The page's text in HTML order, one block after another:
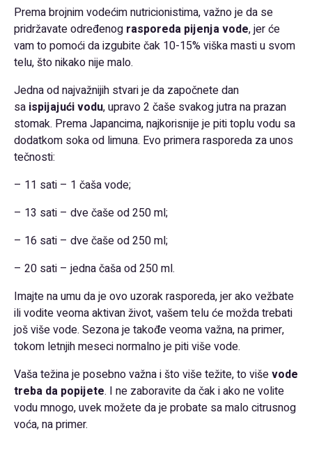
Prema brojnim vodećim nutricionistima, važno je da se
pridržavate određenog rasporeda pijenja vode, jer će
vam to pomoći da izgubite čak 10-15% viška masti u svom
telu, što nikako nije malo.
Jedna od najvažnijih stvari je da započnete dan
sa ispijajući vodu, upravo 2 čaše svakog jutra na prazan
stomak. Prema Japancima, najkorisnije je piti toplu vodu sa
dodatkom soka od limuna. Evo primera rasporeda za unos
tečnosti:
– 11 sati – 1 čaša vode;
– 13 sati – dve čaše od 250 ml;
– 16 sati – dve čaše od 250 ml;
– 20 sati – jedna čaša od 250 ml.
Imajte na umu da je ovo uzorak rasporeda, jer ako vežbate
ili vodite veoma aktivan život, vašem telu će možda trebati
još više vode. Sezona je takođe veoma važna, na primer,
tokom letnjih meseci normalno je piti više vode.
Vaša težina je posebno važna i što više težite, to viševode
treba da popijete. I ne zaboravite da čak i ako ne volite
vodu mnogo, uvek možete da je probate sa malo citrusnog
voća, na primer.